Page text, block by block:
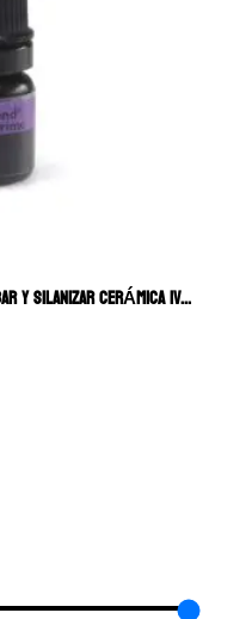
Y SILANIZAR CERÁMICA IVOCLAR 5GR